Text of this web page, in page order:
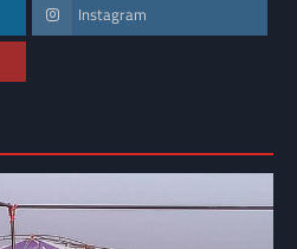
Instagram